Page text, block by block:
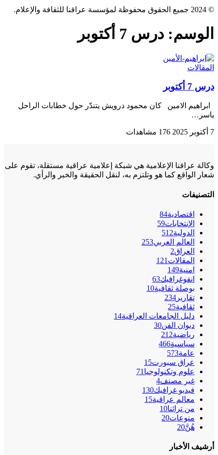
© 2024 جميع الحقوق محفوظة لمؤسسة عراقنا للثقافة والإعلام.
الوسم: درس 7 أكتوبر
المقالات
درس 7 أكتوبر
ابراهیم الامین كان محمود درويش يتندّر حول خطابات الراحل
ياسر…
7 أكتوبر 2025 176 مشاهدات
وكالة عراقنا الإعلامية هي شبكة إعلامية عراقية مستقلة، تقوم على
شعار الواقع كما هو وتلتزم به، لنقل الحقيقة والخبر والرأي.
التصنيفات
اقتصادية84
الإنتخابات59
الدولية512
العالم العربي253
العراق2
المقالات 121
امنية149
انفوغرافيك63
بوصلة ثقافية10
تقارير 234
ثقافية25
دليل الجامعات العراقية14
ديوان الفن30
رياضية212
سياسية466
عامة573
عراق سبورت15
علوم وتكنولوجيا 71
غير مصنف4
فيديو غرافيك130
معالم عراقية15
من تراثنا10
منوعات20
هُنَّ20
أرشيف الأخبار